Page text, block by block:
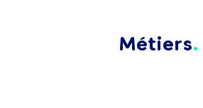
Métiers